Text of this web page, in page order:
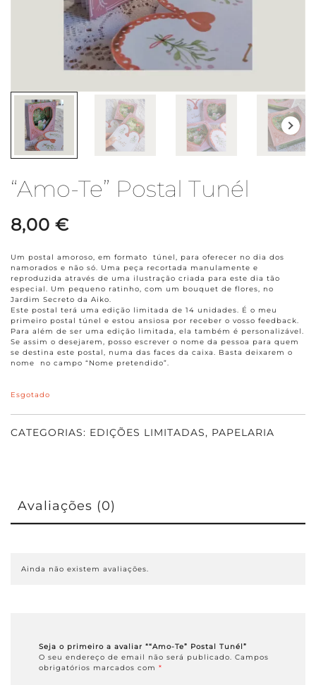
“Amo-Te” Postal Tunél
8,00 €
Um postal amoroso, em formato túnel, para oferecer no dia dos
namorados e não só. Uma peça recortada manulamente e
reproduzida através de uma ilustração criada para este dia tão
especial. Um pequeno ratinho, com um bouquet de flores, no
Jardim Secreto da Aiko.
Este postal terá uma edição limitada de 14 unidades. É o meu
primeiro postal túnel e estou ansiosa por receber o vosso feedback.
Para além de ser uma edição limitada, ela também é personalizável.
Se assim o desejarem, posso escrever o nome da pessoa para quem
se destina este postal, numa das faces da caixa. Basta deixarem o
nome no campo “Nome pretendido”.
Esgotado
CATEGORIAS: EDIÇÕES LIMITADAS, PAPELARIA
Avaliações (0)
Ainda não existem avaliações.
Seja o primeiro a avaliar ““Amo-Te” Postal Tunél”
O seu endereço de email não será publicado. Campos
obrigatórios marcados com *